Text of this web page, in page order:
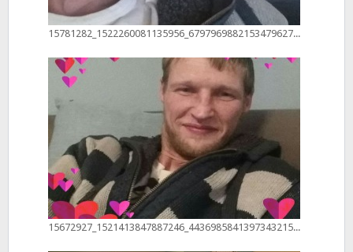
15781282_1522260081135956_6797969882153479627_n
15672927_1521413847887246_4436985841397343215_n